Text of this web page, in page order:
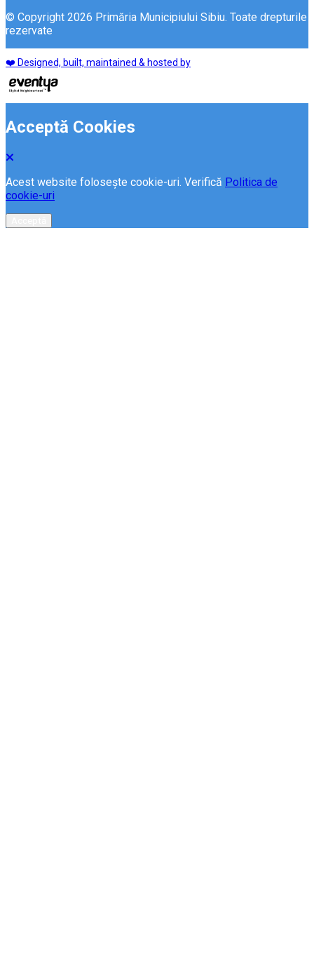
© Copyright 2026 Primăria Municipiului Sibiu. Toate drepturile
rezervate
❤️ Designed, built, maintained & hosted by
Acceptă Cookies
Acest website folosește cookie-uri. Verifică Politica de
cookie-uri